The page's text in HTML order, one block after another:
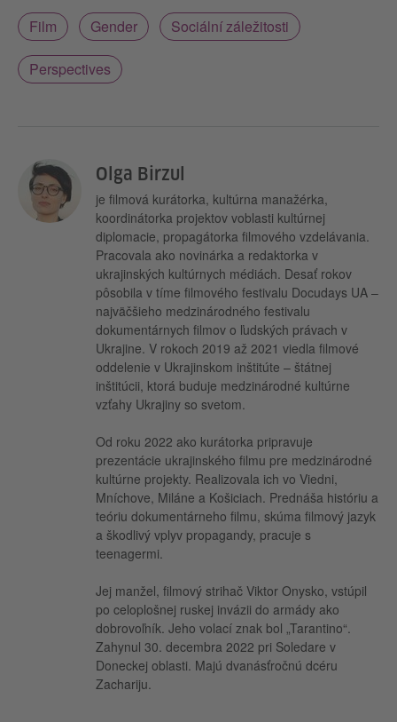
Film Gender Sociální záležitosti
Perspectives
Olga Birzul
je filmová kurátorka, kultúrna manažérka,
koordinátorka projektov voblasti kultúrnej
diplomacie, propagátorka filmového vzdelávania.
Pracovala ako novinárka a redaktorka v
ukrajinských kultúrnych médiách. Desať rokov
pôsobila v tíme filmového festivalu Docudays UA –
najväčšieho medzinárodného festivalu
dokumentárnych filmov o ľudských právach v
Ukrajine. V rokoch 2019 až 2021 viedla filmové
oddelenie v Ukrajinskom inštitúte – štátnej
inštitúcii, ktorá buduje medzinárodné kultúrne
vzťahy Ukrajiny so svetom.
Od roku 2022 ako kurátorka pripravuje
prezentácie ukrajinského filmu pre medzinárodné
kultúrne projekty. Realizovala ich vo Viedni,
Mníchove, Miláne a Košiciach. Prednáša históriu a
teóriu dokumentárneho filmu, skúma filmový jazyk
a škodlivý vplyv propagandy, pracuje s
teenagermi.
Jej manžel, filmový strihač Viktor Onysko, vstúpil
po celoplošnej ruskej invázii do armády ako
dobrovoľník. Jeho volací znak bol „Tarantino“.
Zahynul 30. decembra 2022 pri Soledare v
Doneckej oblasti. Majú dvanásťročnú dcéru
Zachariju.